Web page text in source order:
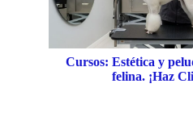
Cursos: Estética y
felina. ¡Haz